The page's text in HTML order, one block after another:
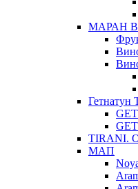
МАРАН
Гетнатун
TIRANI.
МАП